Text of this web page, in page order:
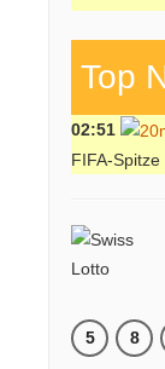
Top
02:51
FIFA-
5 8